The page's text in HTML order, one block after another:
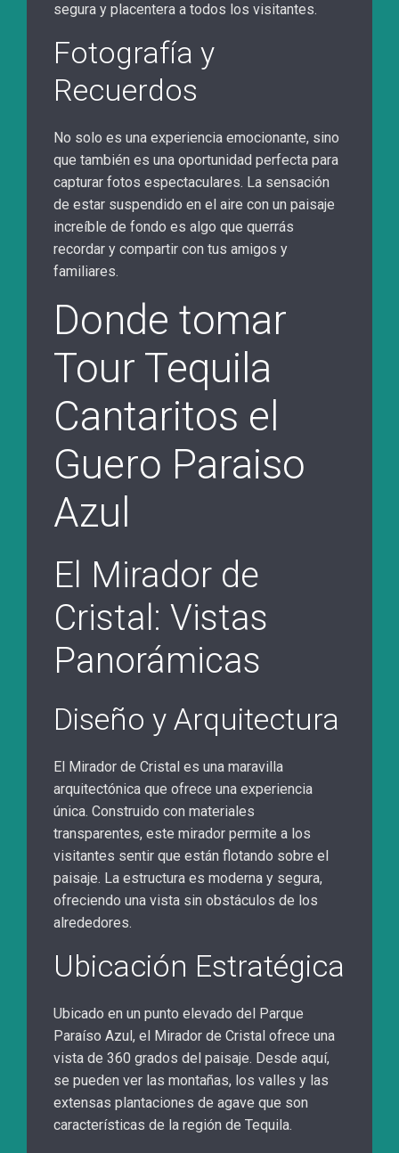
segura y placentera a todos los visitantes.
Fotografía y
Recuerdos
No solo es una experiencia emocionante, sino
que también es una oportunidad perfecta para
capturar fotos espectaculares. La sensación
de estar suspendido en el aire con un paisaje
increíble de fondo es algo que querrás
recordar y compartir con tus amigos y
familiares.
Donde tomar
Tour Tequila
Cantaritos el
Guero Paraiso
Azul
El Mirador de
Cristal: Vistas
Panorámicas
Diseño y Arquitectura
El Mirador de Cristal es una maravilla
arquitectónica que ofrece una experiencia
única. Construido con materiales
transparentes, este mirador permite a los
visitantes sentir que están flotando sobre el
paisaje. La estructura es moderna y segura,
ofreciendo una vista sin obstáculos de los
alrededores.
Ubicación Estratégica
Ubicado en un punto elevado del Parque
Paraíso Azul, el Mirador de Cristal ofrece una
vista de 360 grados del paisaje. Desde aquí,
se pueden ver las montañas, los valles y las
extensas plantaciones de agave que son
características de la región de Tequila.